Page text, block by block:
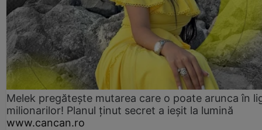
Melek pregătește mutarea care o poate arunca în
milionarilor! Planul ținut secret a ieșit la lumină
www.cancan.ro